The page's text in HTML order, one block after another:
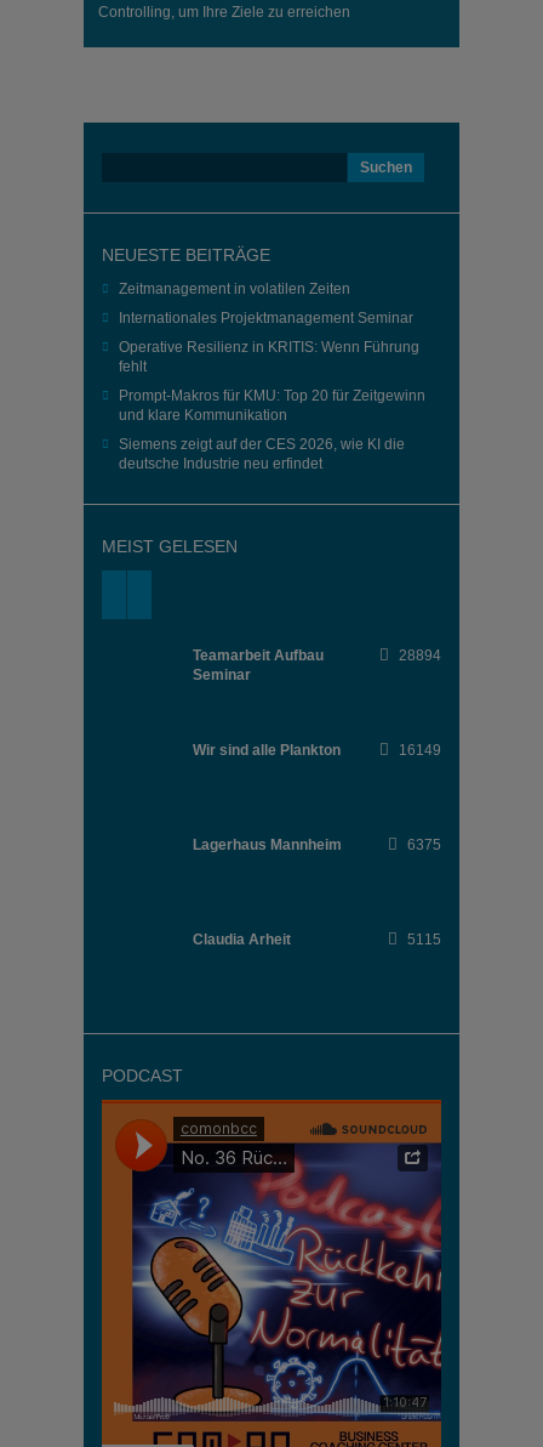
Controlling, um Ihre Ziele zu erreichen
NEUESTE BEITRÄGE
Zeitmanagement in volatilen Zeiten
Internationales Projektmanagement Seminar
Operative Resilienz in KRITIS: Wenn Führung
fehlt
Prompt-Makros für KMU: Top 20 für Zeitgewinn
und klare Kommunikation
Siemens zeigt auf der CES 2026, wie KI die
deutsche Industrie neu erfindet
MEIST GELESEN
Teamarbeit Aufbau
Seminar
28894
Wir sind alle Plankton 16149
Lagerhaus Mannheim 6375
Claudia Arheit 5115
PODCAST